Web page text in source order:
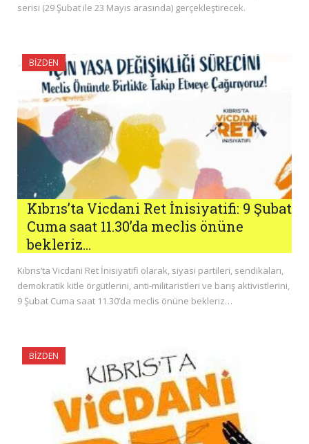
serisi (29 Şubat ile 23 Mayıs arasında) gerçekleştirecek.
BIZDEN
Kıbrıs’ta Vicdani Ret İnisiyatifi: 9 Şubat
Cuma saat 11.30’da meclis önüne
bekleriz…
Kıbrıs’ta Vicdani Ret İnisiyatifi olarak, siyasi partileri, sendikaları,
demokratik kitle örgütlerini, anti-militaristleri ve barış aktivistlerini,
9 Şubat Cuma saat 11.30’da meclis önüne bekleriz…
BIZDEN